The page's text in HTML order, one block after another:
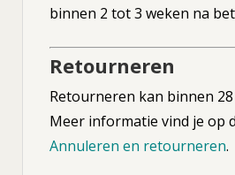
binnen 2 tot 3 weken na
Retourneren
Retourneren kan binnen 28
Meer informatie vind je op
Annuleren en retourneren.